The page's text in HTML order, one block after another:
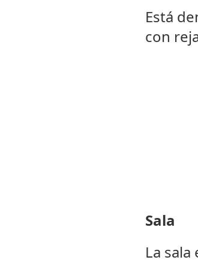
Está
con
Sala
La